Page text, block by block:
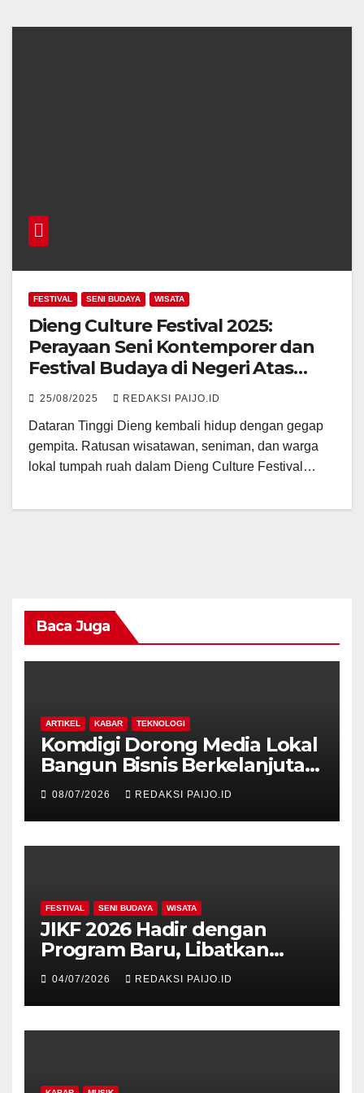
FESTIVAL SENI BUDAYA WISATA
Dieng Culture Festival 2025:
Perayaan Seni Kontemporer dan
Festival Budaya di Negeri Atas
Awan
25/08/2025 REDAKSI PAIJO.ID
Dataran Tinggi Dieng kembali hidup dengan gegap
gempita. Ratusan wisatawan, seniman, dan warga
lokal tumpah ruah dalam Dieng Culture Festival…
Baca Juga
ARTIKEL KABAR TEKNOLOGI
Komdigi Dorong Media Lokal
Bangun Bisnis Berkelanjutan
di Era Digital
08/07/2026 REDAKSI PAIJO.ID
FESTIVAL SENI BUDAYA WISATA
JIKF 2026 Hadir dengan
Program Baru, Libatkan
Delegasi dari 17 Negara dan
Ratusan Volunteer
04/07/2026 REDAKSI PAIJO.ID